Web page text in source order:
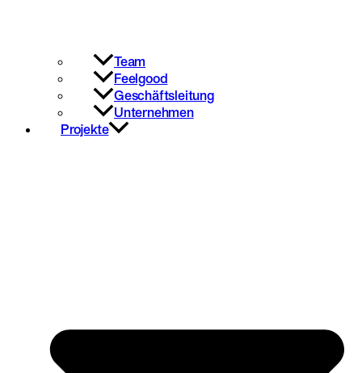
Team
Feelgood
Geschäftsleitung
Unternehmen
Projekte